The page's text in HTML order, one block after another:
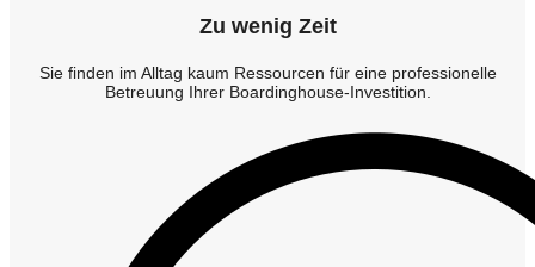
Zu wenig Zeit
Sie finden im Alltag kaum Ressourcen für eine professionelle
Betreuung Ihrer Boardinghouse-Investition.